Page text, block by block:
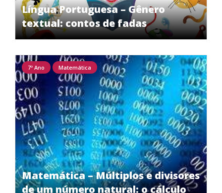
Língua Portuguesa – Gênero
textual: contos de fadas
Matemática – Múltiplos e divisores
de um número natural: o cálculo
7º Ano Matemática